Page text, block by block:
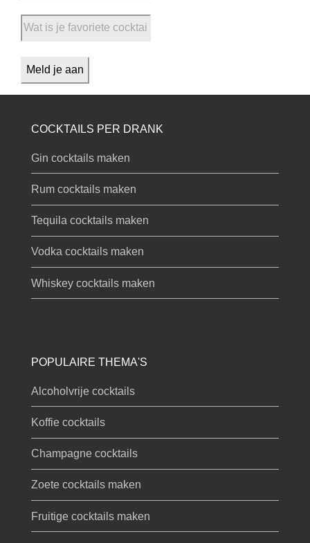
COCKTAILS PER DRANK
Gin cocktails maken
Rum cocktails maken
Tequila cocktails maken
Vodka cocktails maken
Whiskey cocktails maken
POPULAIRE THEMA'S
Alcoholvrije cocktails
Koffie cocktails
Champagne cocktails
Zoete cocktails maken
Fruitige cocktails maken